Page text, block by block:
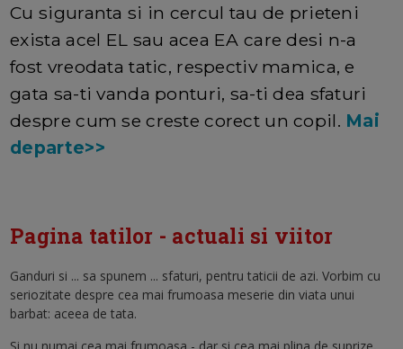
Cu siguranta si in cercul tau de prieteni
exista acel EL sau acea EA care desi n-a
fost vreodata tatic, respectiv mamica, e
gata sa-ti vanda ponturi, sa-ti dea sfaturi
despre cum se creste corect un copil. Mai
departe>>
Pagina tatilor - actuali si viitor
Ganduri si ... sa spunem ... sfaturi, pentru taticii de azi. Vorbim cu
seriozitate despre cea mai frumoasa meserie din viata unui
barbat: aceea de tata.
Si nu numai cea mai frumoasa - dar si cea mai plina de suprize,